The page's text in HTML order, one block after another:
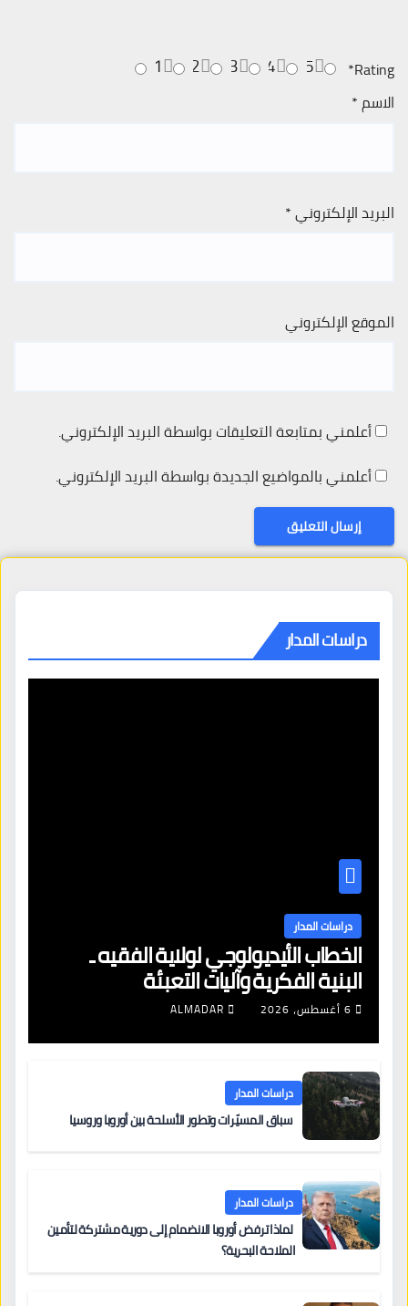
Rating
*
5
4
3
2
1
الاسم*
البريد الإلكتروني*
الموقع الإلكتروني
أعلمني بمتابعة التعليقات بواسطة البريد الإلكتروني.
أعلمني بالمواضيع الجديدة بواسطة البريد الإلكتروني.
دراسات المدار
دراسات المدار
الخطاب الأيديولوجي لولاية الفقيه ـ
البنية الفكرية وآليات التعبئة
6 أغسطس، 2026 ALMADAR
دراسات المدار
سباق المسيّرات وتطور الأسلحة بين أوروبا وروسيا
دراسات المدار
لماذا ترفض أوروبا الانضمام إلى دورية مشتركة لتأمين
الملاحة البحرية؟